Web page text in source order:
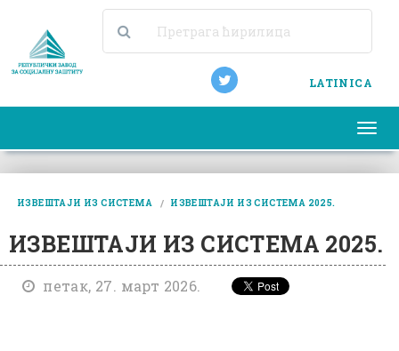
LATINICA
ИЗВЕШТАЈИ ИЗ СИСТЕМА ИЗВЕШТАЈИ ИЗ СИСТЕМА 2025.
ИЗВЕШТАЈИ ИЗ СИСТЕМА 2025.
петак, 27. март 2026.